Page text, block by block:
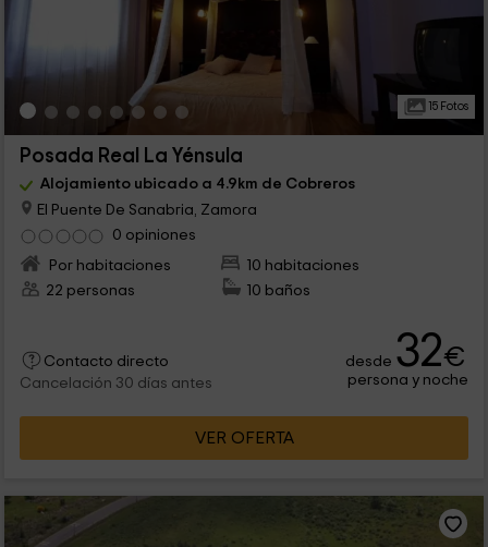
15 Fotos
Posada Real La Yénsula
Alojamiento ubicado a 4.9km de Cobreros
El Puente De Sanabria, Zamora
0 opiniones
Por habitaciones
10 habitaciones
22 personas
10 baños
Contacto directo
Cancelación 30 días antes
desde 32€
persona y noche
VER OFERTA